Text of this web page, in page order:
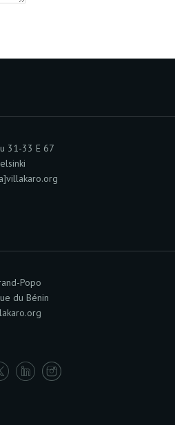
31-33 E 67
Popo
du Bénin